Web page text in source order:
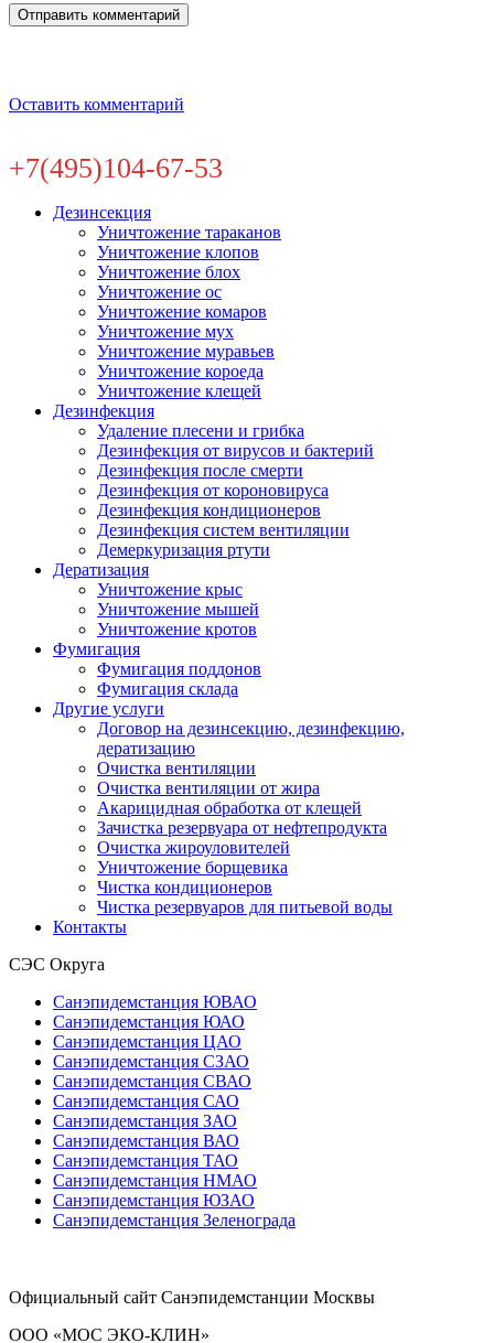
Оставить комментарий
+7(495)104-67-53
Дезинсекция
Уничтожение тараканов
Уничтожение клопов
Уничтожение блох
Уничтожение ос
Уничтожение комаров
Уничтожение мух
Уничтожение муравьев
Уничтожение короеда
Уничтожение клещей
Дезинфекция
Удаление плесени и грибка
Дезинфекция от вирусов и бактерий
Дезинфекция после смерти
Дезинфекция от короновируса
Дезинфекция кондиционеров
Дезинфекция систем вентиляции
Демеркуризация ртути
Дератизация
Уничтожение крыс
Уничтожение мышей
Уничтожение кротов
Фумигация
Фумигация поддонов
Фумигация склада
Другие услуги
Договор на дезинсекцию, дезинфекцию,
дератизацию
Очистка вентиляции
Очистка вентиляции от жира
Акарицидная обработка от клещей
Зачистка резервуара от нефтепродукта
Очистка жироуловителей
Уничтожение борщевика
Чистка кондиционеров
Чистка резервуаров для питьевой воды
Контакты
СЭС Округа
Санэпидемстанция ЮВАО
Санэпидемстанция ЮАО
Санэпидемстанция ЦАО
Санэпидемстанция СЗАО
Санэпидемстанция СВАО
Санэпидемстанция САО
Санэпидемстанция ЗАО
Санэпидемстанция ВАО
Санэпидемстанция ТАО
Санэпидемстанция НМАО
Санэпидемстанция ЮЗАО
Санэпидемстанция Зеленограда
Официальный сайт Санэпидемстанции Москвы
ООО «МОС ЭКО-КЛИН»